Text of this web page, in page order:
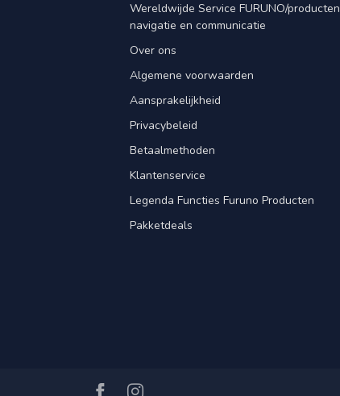
Wereldwijde Service FURUNO/producten
navigatie en communicatie
Over ons
Algemene voorwaarden
Aansprakelijkheid
Privacybeleid
Betaalmethoden
Klantenservice
Legenda Functies Furuno Producten
Pakketdeals